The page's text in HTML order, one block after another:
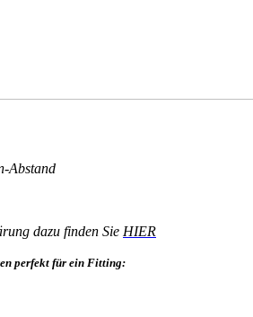
Abstand
dazu finden Sie HIER
perfekt für ein Fitting: